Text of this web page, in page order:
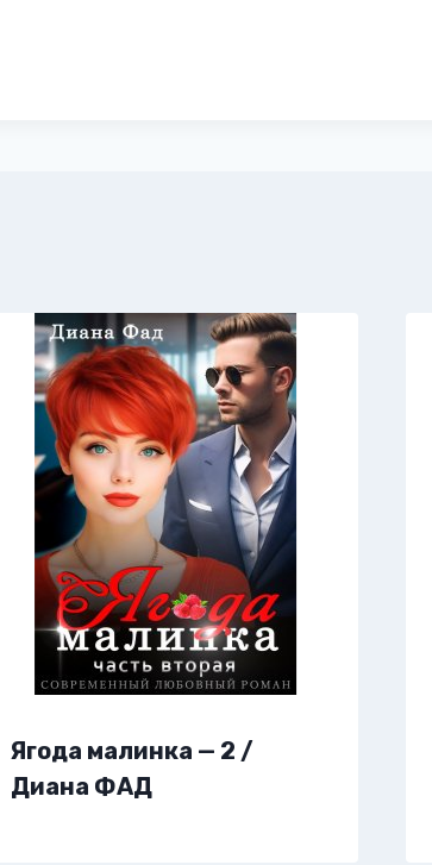
Ягода малинка — 2 /
Диана ФАД